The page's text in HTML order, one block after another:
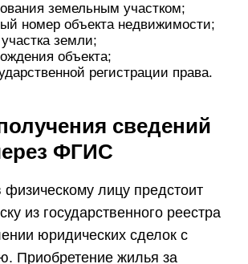
земельным участком;
номер объекта недвижимости;
участка земли;
объекта;
регистрации права.
сведений
ФГИС
физическому лицу предстоит
из государственного реестра
юридических сделок с
Приобретение жилья за